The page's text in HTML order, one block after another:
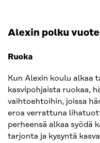
Alexin polku
Ruoka
Kun Alexin koulu alkaa
kasvipohjaista ruokaa,
vaihtoehtoihin, joissa
eroa verrattuna
perheensä alkaa syödä
tarjonta ja kysyntä